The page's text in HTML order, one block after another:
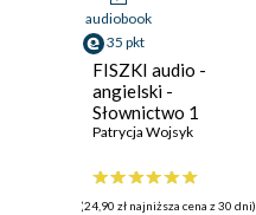
audiobook
35 pkt
FISZKI audio -
angielski -
Słownictwo 1
Patrycja Wojsyk
(24,90 zł najniższa cena z 30 dni)